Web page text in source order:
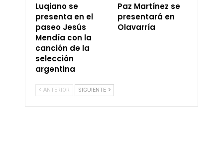
Luqiano se
presenta en el
paseo Jesús
Mendía con la
canción de la
selección
argentina
Paz Martínez se
presentará en
Olavarría
ANTERIOR SIGUIENTE